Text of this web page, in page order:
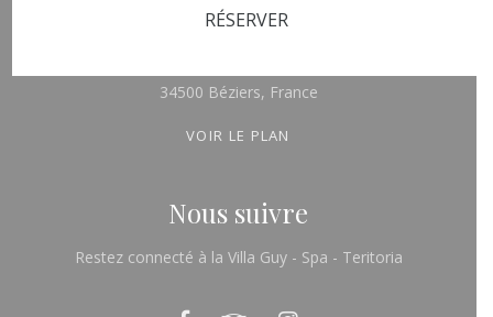
Nous trouver
34500 Béziers, France
VOIR LE PLAN
Nous suivre
Restez connecté à la Villa Guy - Spa - Teritoria
RÉSERVER